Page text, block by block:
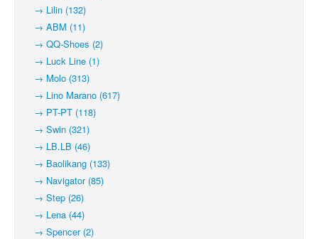
→ Lilin (132)
→ ABM (11)
→ QQ-Shoes (2)
→ Luck Line (1)
→ Molo (313)
→ Lino Marano (617)
→ PT-PT (118)
→ Swin (321)
→ LB.LB (46)
→ Baolikang (133)
→ Navigator (85)
→ Step (26)
→ Lena (44)
→ Spencer (2)